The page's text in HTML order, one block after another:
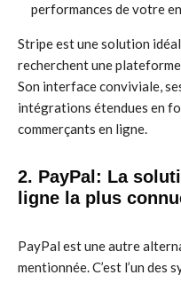
performances de votre
Stripe est une solution
recherchent une
Son interface conviviale,
intégrations étendues en
commerçants en ligne.
2. PayPal: La
ligne la plus
PayPal est une autre
mentionnée. C’est l’un des